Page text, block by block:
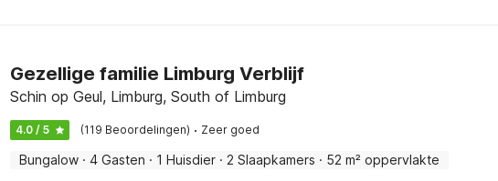
Gezellige familie Limburg Verblijf
Schin op Geul, Limburg, South of Limburg
4.0 / 5 (119 Beoordelingen) · Zeer goed
Bungalow · 4 Gasten · 1 Huisdier · 2 Slaapkamers · 52 m² oppervlakte